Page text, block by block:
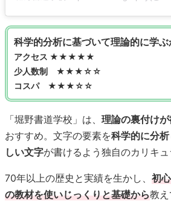
科学的分析に基づいて理論的に学
アクセス ★★★★★
少人数制 ★★★☆☆
コスパ ★★★☆☆
「堀野書道学校」は、 理論の裏付け
おすすめ。文字の要素を科学的に分析
しい文字が書けるよう独自のカリキュ
70年以上の歴史と実績を生かし、 初
の教材を使いじっくりと基礎から教え